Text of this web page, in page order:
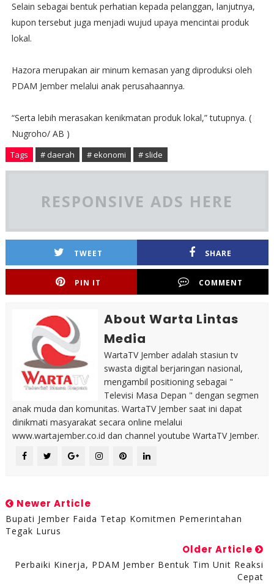
Selain sebagai bentuk perhatian kepada pelanggan, lanjutnya,
kupon tersebut juga menjadi wujud upaya mencintai produk
lokal.
Hazora merupakan air minum kemasan yang diproduksi oleh
PDAM Jember melalui anak perusahaannya.
“Serta lebih merasakan kenikmatan produk lokal,” tutupnya. (
Nugroho/ AB )
Tags # daerah # ekonomi # slide
RESPONSIVE ADS HERE
TWEET SHARE
PIN IT COMMENT
About Warta Lintas
Media
WartaTV Jember adalah stasiun tv
swasta digital berjaringan nasional,
mengambil positioning sebagai "
Televisi Masa Depan " dengan segmen
anak muda dan komunitas. WartaTV Jember saat ini dapat
dinikmati masyarakat secara online melalui
www.wartajember.co.id dan channel youtube WartaTV Jember.
Newer Article
Bupati Jember Faida Tetap Komitmen Pemerintahan
Tegak Lurus
Older Article
Perbaiki Kinerja, PDAM Jember Bentuk Tim Unit Reaksi
Cepat